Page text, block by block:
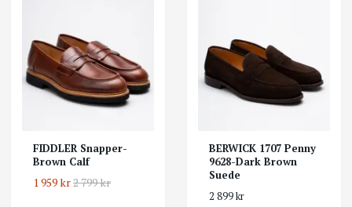
FIDDLER Snapper-
Brown Calf
1 959 kr2 799 kr
BERWICK 1707 Penny
9628-Dark Brown
Suede
2 899 kr